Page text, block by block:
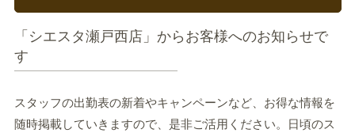
「シエスタ瀬戸西店」からお客様へのお知らせで
す
スタッフの出勤表の新着やキャンペーンなど、お得な情報を
随時掲載していきますので、是非ご活用ください。日頃のス